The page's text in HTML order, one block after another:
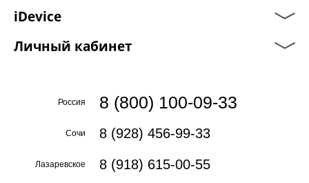
iDevice
Личный кабинет
Россия 8 (800) 100-09-33
Сочи 8 (928) 456-99-33
Лазаревское 8 (918) 615-00-55